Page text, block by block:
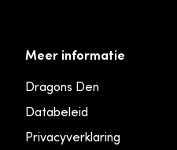
Meer informatie
Dragons Den
Databeleid
Privacyverklaring